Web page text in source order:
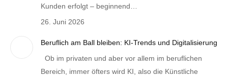
Kunden erfolgt – beginnend…
26. Juni 2026
Beruflich am Ball bleiben: KI-Trends und Digitalisierung
Ob im privaten und aber vor allem im beruflichen
Bereich, immer öfters wird KI, also die Künstliche